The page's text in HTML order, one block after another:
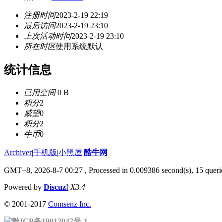
注册时间2023-2-19 22:19
最后访问2023-2-19 23:10
上次活动时间2023-2-19 23:10
所在时区使用系统默认
统计信息
已用空间0 B
积分2
威望0
积分2
牛币0
Archiver|手机版|小黑屋|酷牛网
GMT+8, 2026-8-7 00:27 , Processed in 0.009386 second(s), 15
Powered by Discuz! X3.4
© 2001-2017 Comsenz Inc.